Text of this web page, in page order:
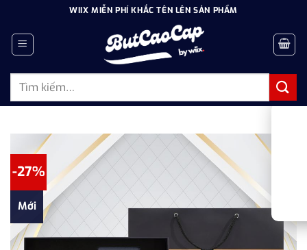
dung
WIIX MIỄN PHÍ KHẮC TÊN LÊN SẢN PHẨM
Tìm
-27%
Mới